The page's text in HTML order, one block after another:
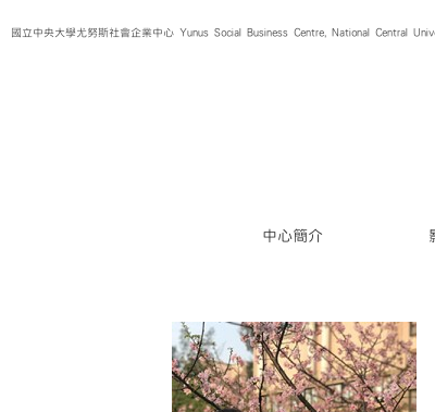
to國立中央大學尤努斯社會企業中心 Yunus Social Business Centre, National Central
中心簡介